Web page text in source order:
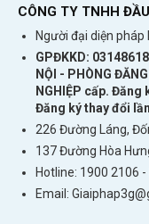
CÔNG TY TNHH
Người đại diện pháp
GPĐKKD:
NỘI - PHÒNG
NGHIỆP cấp. Đăng
Đăng ký thay đổi
226 Đường Láng,
137 Đường Hòa
Hotline: 1900 2106
Email: